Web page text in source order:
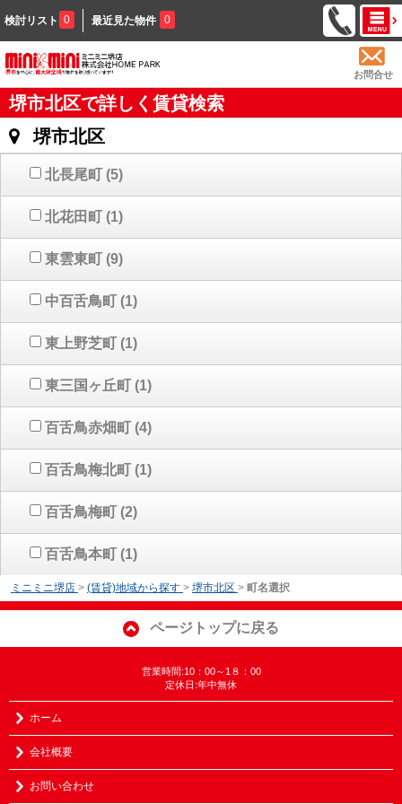
検討リスト 0 最近見た物件 0
お問合せ
堺市北区で詳しく賃貸検索
堺市北区
北長尾町 (5)
北花田町 (1)
東雲東町 (9)
中百舌鳥町 (1)
東上野芝町 (1)
東三国ヶ丘町 (1)
百舌鳥赤畑町 (4)
百舌鳥梅北町 (1)
百舌鳥梅町 (2)
百舌鳥本町 (1)
ミニミニ堺店 > (賃貸)地域から探す > 堺市北区 > 町名選択
ページトップに戻る
営業時間:10：00～1８：00
定休日:年中無休
ホーム
会社概要
お問い合わせ